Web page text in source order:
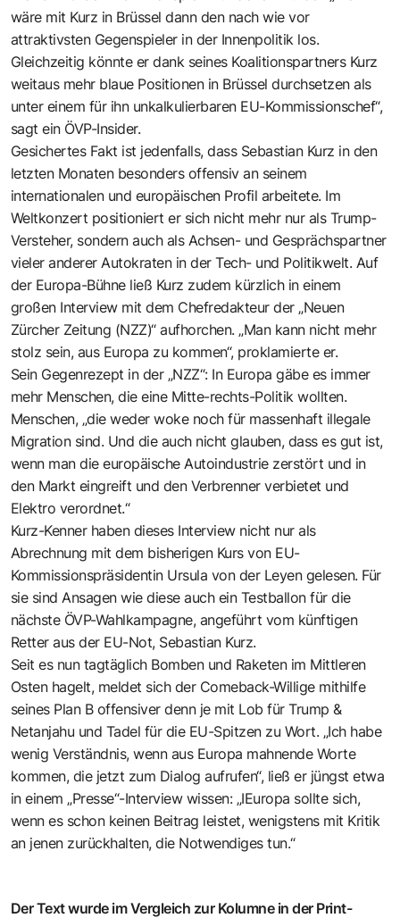
wäre mit Kurz in Brüssel dann den nach wie vor
attraktivsten Gegenspieler in der Innenpolitik los.
Gleichzeitig könnte er dank seines Koalitionspartners Kurz
weitaus mehr blaue Positionen in Brüssel durchsetzen als
unter einem für ihn unkalkulierbaren EU-Kommissionschef“,
sagt ein ÖVP-Insider.
Gesichertes Fakt ist jedenfalls, dass Sebastian Kurz in den
letzten Monaten besonders offensiv an seinem
internationalen und europäischen Profil arbeitete. Im
Weltkonzert positioniert er sich nicht mehr nur als Trump-
Versteher, sondern auch als Achsen- und Gesprächspartner
vieler anderer Autokraten in der Tech- und Politikwelt. Auf
der Europa-Bühne ließ Kurz zudem kürzlich in einem
großen Interview mit dem Chefredakteur der „Neuen
Zürcher Zeitung (NZZ)“ aufhorchen. „Man kann nicht mehr
stolz sein, aus Europa zu kommen“, proklamierte er.
Sein Gegenrezept in der „NZZ“: In Europa gäbe es immer
mehr Menschen, die eine Mitte-rechts-Politik wollten.
Menschen, „die weder woke noch für massenhaft illegale
Migration sind. Und die auch nicht glauben, dass es gut ist,
wenn man die europäische Autoindustrie zerstört und in
den Markt eingreift und den Verbrenner verbietet und
Elektro verordnet.“
Kurz-Kenner haben dieses Interview nicht nur als
Abrechnung mit dem bisherigen Kurs von EU-
Kommissionspräsidentin Ursula von der Leyen gelesen. Für
sie sind Ansagen wie diese auch ein Testballon für die
nächste ÖVP-Wahlkampagne, angeführt vom künftigen
Retter aus der EU-Not, Sebastian Kurz.
Seit es nun tagtäglich Bomben und Raketen im Mittleren
Osten hagelt, meldet sich der Comeback-Willige mithilfe
seines Plan B offensiver denn je mit Lob für Trump &
Netanjahu und Tadel für die EU-Spitzen zu Wort. „Ich habe
wenig Verständnis, wenn aus Europa mahnende Worte
kommen, die jetzt zum Dialog aufrufen“, ließ er jüngst etwa
in einem „Presse“-Interview wissen: „IEuropa sollte sich,
wenn es schon keinen Beitrag leistet, wenigstens mit Kritik
an jenen zurückhalten, die Notwendiges tun.“
Der Text wurde im Vergleich zur Kolumne in der Print-